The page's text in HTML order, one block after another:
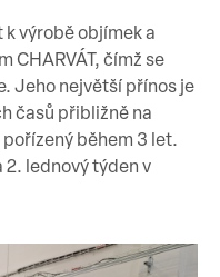
k výrobě objímek a
CHARVÁT, čímž se
Jeho největší přínos je
časů přibližně na
během 3 let.
2. lednový týden v